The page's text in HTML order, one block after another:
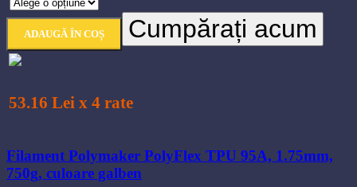
multe
fi
produsului.
ADAUGĂ ÎN COȘ Cumpărați acum
53.16 Lei x 4 rate
Filament Polymaker PolyFlex TPU 95A, 1.75mm,
750g, culoare galben